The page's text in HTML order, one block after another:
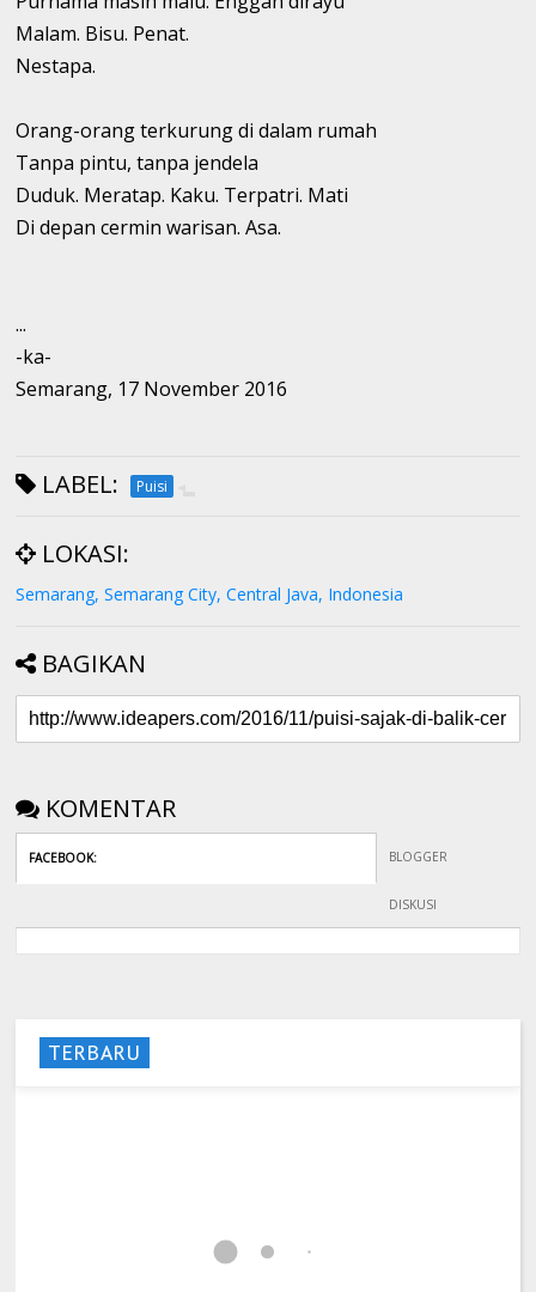
Malam. Bisu. Penat.
Nestapa.
Orang-orang terkurung di dalam rumah
Tanpa pintu, tanpa jendela
Duduk. Meratap. Kaku. Terpatri. Mati
Di depan cermin warisan. Asa.
...
-ka-
Semarang, 17 November 2016
LABEL: Puisi
LOKASI:
Semarang, Semarang City, Central Java, Indonesia
BAGIKAN
KOMENTAR
FACEBOOK: BLOGGER
DISKUSI
TERBARU